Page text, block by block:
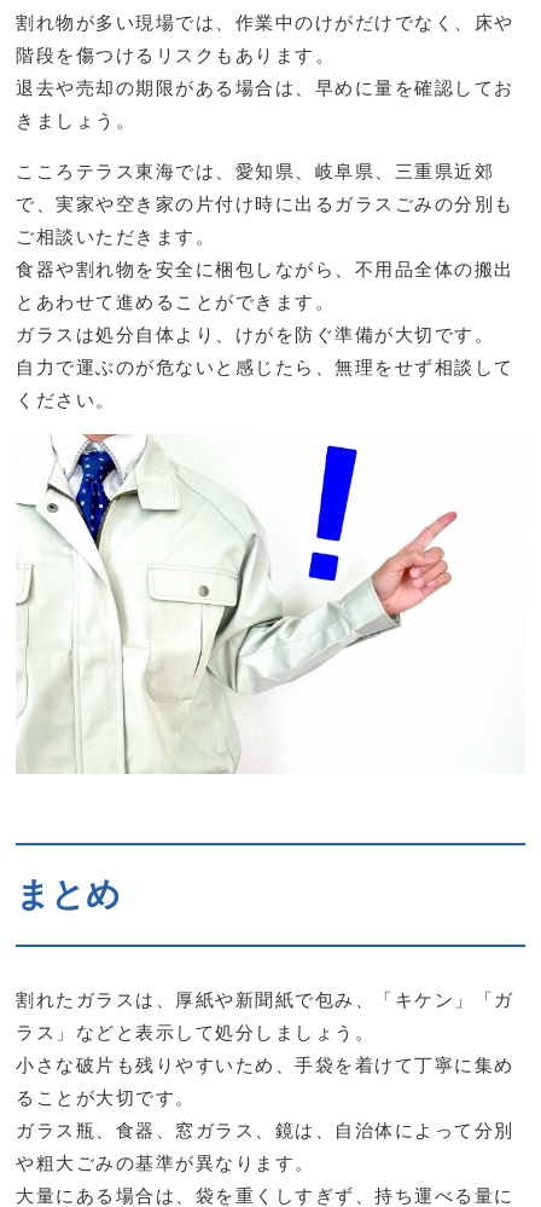
割れ物が多い現場では、作業中のけがだけでなく、床や
階段を傷つけるリスクもあります。
退去や売却の期限がある場合は、早めに量を確認してお
きましょう。
こころテラス東海では、愛知県、岐阜県、三重県近郊
で、実家や空き家の片付け時に出るガラスごみの分別も
ご相談いただきます。
食器や割れ物を安全に梱包しながら、不用品全体の搬出
とあわせて進めることができます。
ガラスは処分自体より、けがを防ぐ準備が大切です。
自力で運ぶのが危ないと感じたら、無理をせず相談して
ください。
まとめ
割れたガラスは、厚紙や新聞紙で包み、「キケン」「ガ
ラス」などと表示して処分しましょう。
小さな破片も残りやすいため、手袋を着けて丁寧に集め
ることが大切です。
ガラス瓶、食器、窓ガラス、鏡は、自治体によって分別
や粗大ごみの基準が異なります。
大量にある場合は、袋を重くしすぎず、持ち運べる量に